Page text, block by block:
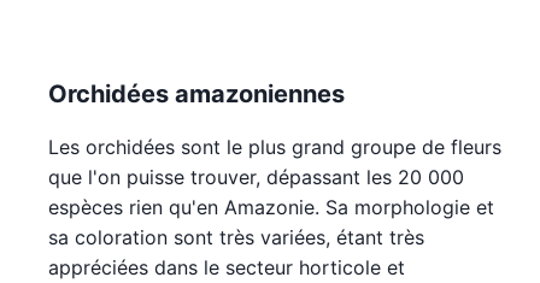
Orchidées amazoniennes
Les orchidées sont le plus grand groupe de fleurs
que l'on puisse trouver, dépassant les 20 000
espèces rien qu'en Amazonie. Sa morphologie et
sa coloration sont très variées, étant très
appréciées dans le secteur horticole et